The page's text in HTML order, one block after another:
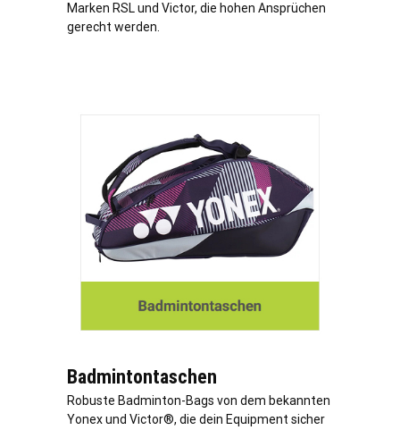
Marken RSL und Victor, die hohen Ansprüchen
gerecht werden.
Badmintontaschen
Robuste Badminton-Bags von dem bekannten
Yonex und Victor®, die dein Equipment sicher